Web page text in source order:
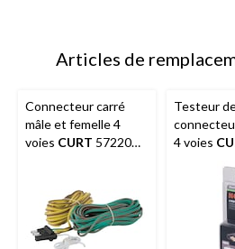
Articles de
Connecteur carré
mâle et femelle 4
voies CURT 57220
Testeur
4 voies